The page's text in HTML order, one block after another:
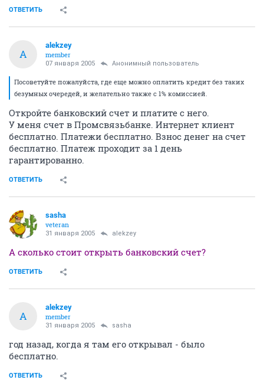
ОТВЕТИТЬ
A
alekzey
member
07 января 2005 Анонимный пользователь
Посоветуйте пожалуйста, где еще можно оплатить кредит без таких
безумных очередей, и желательно также с 1% комиссией.
Откройте банковский счет и платите с него.
У меня счет в Промсвязьбанке. Интернет клиент
бесплатно. Платежи бесплатно. Взнос денег на счет
бесплатно. Платеж проходит за 1 день
гарантированно.
ОТВЕТИТЬ
sasha
veteran
31 января 2005 alekzey
А сколько стоит открыть банковский счет?
ОТВЕТИТЬ
A
alekzey
member
31 января 2005 sasha
год назад, когда я там его открывал - было
бесплатно.
ОТВЕТИТЬ